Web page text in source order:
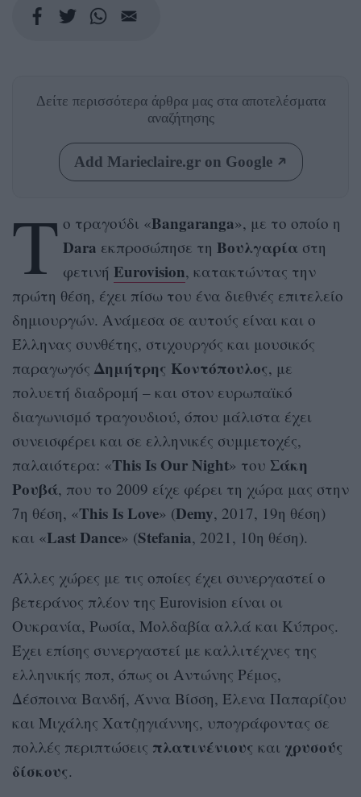
Δείτε περισσότερα άρθρα μας στα αποτελέσματα
αναζήτησης
Add Marieclaire.gr on Google
Τ ο τραγούδι «Bangaranga», με το οποίο η
Dara εκπροσώπησε τη Βουλγαρίαστη
φετινή Eurovision, κατακτώντας την
πρώτη θέση, έχει πίσω του ένα διεθνές επιτελείο
δημιουργών. Ανάμεσα σε αυτούς είναι και ο
Έλληνας συνθέτης, στιχουργός και μουσικός
παραγωγός Δημήτρης Κοντόπουλος, με
πολυετή διαδρομή – και στον ευρωπαϊκό
διαγωνισμό τραγουδιού, όπου μάλιστα έχει
συνεισφέρει και σε ελληνικές συμμετοχές,
παλαιότερα: «This Is Our Night» του Σάκη
Ρουβά, που το 2009 είχε φέρει τη χώρα μας στην
7η θέση, «This Is Love» (Demy, 2017, 19η θέση)
και «Last Dance» (Stefania, 2021, 10η θέση).
Άλλες χώρες με τις οποίες έχει συνεργαστεί ο
βετεράνος πλέον της Eurovision είναι οι
Ουκρανία, Ρωσία, Μολδαβία αλλά και Κύπρος.
Έχει επίσης συνεργαστεί με καλλιτέχνες της
ελληνικής ποπ, όπως οι Αντώνης Ρέμος,
Δέσποινα Βανδή, Άννα Βίσση, Έλενα Παπαρίζου
και Μιχάλης Χατζηγιάννης, υπογράφοντας σε
πολλές περιπτώσεις πλατινένιους και χρυσούς
δίσκους.